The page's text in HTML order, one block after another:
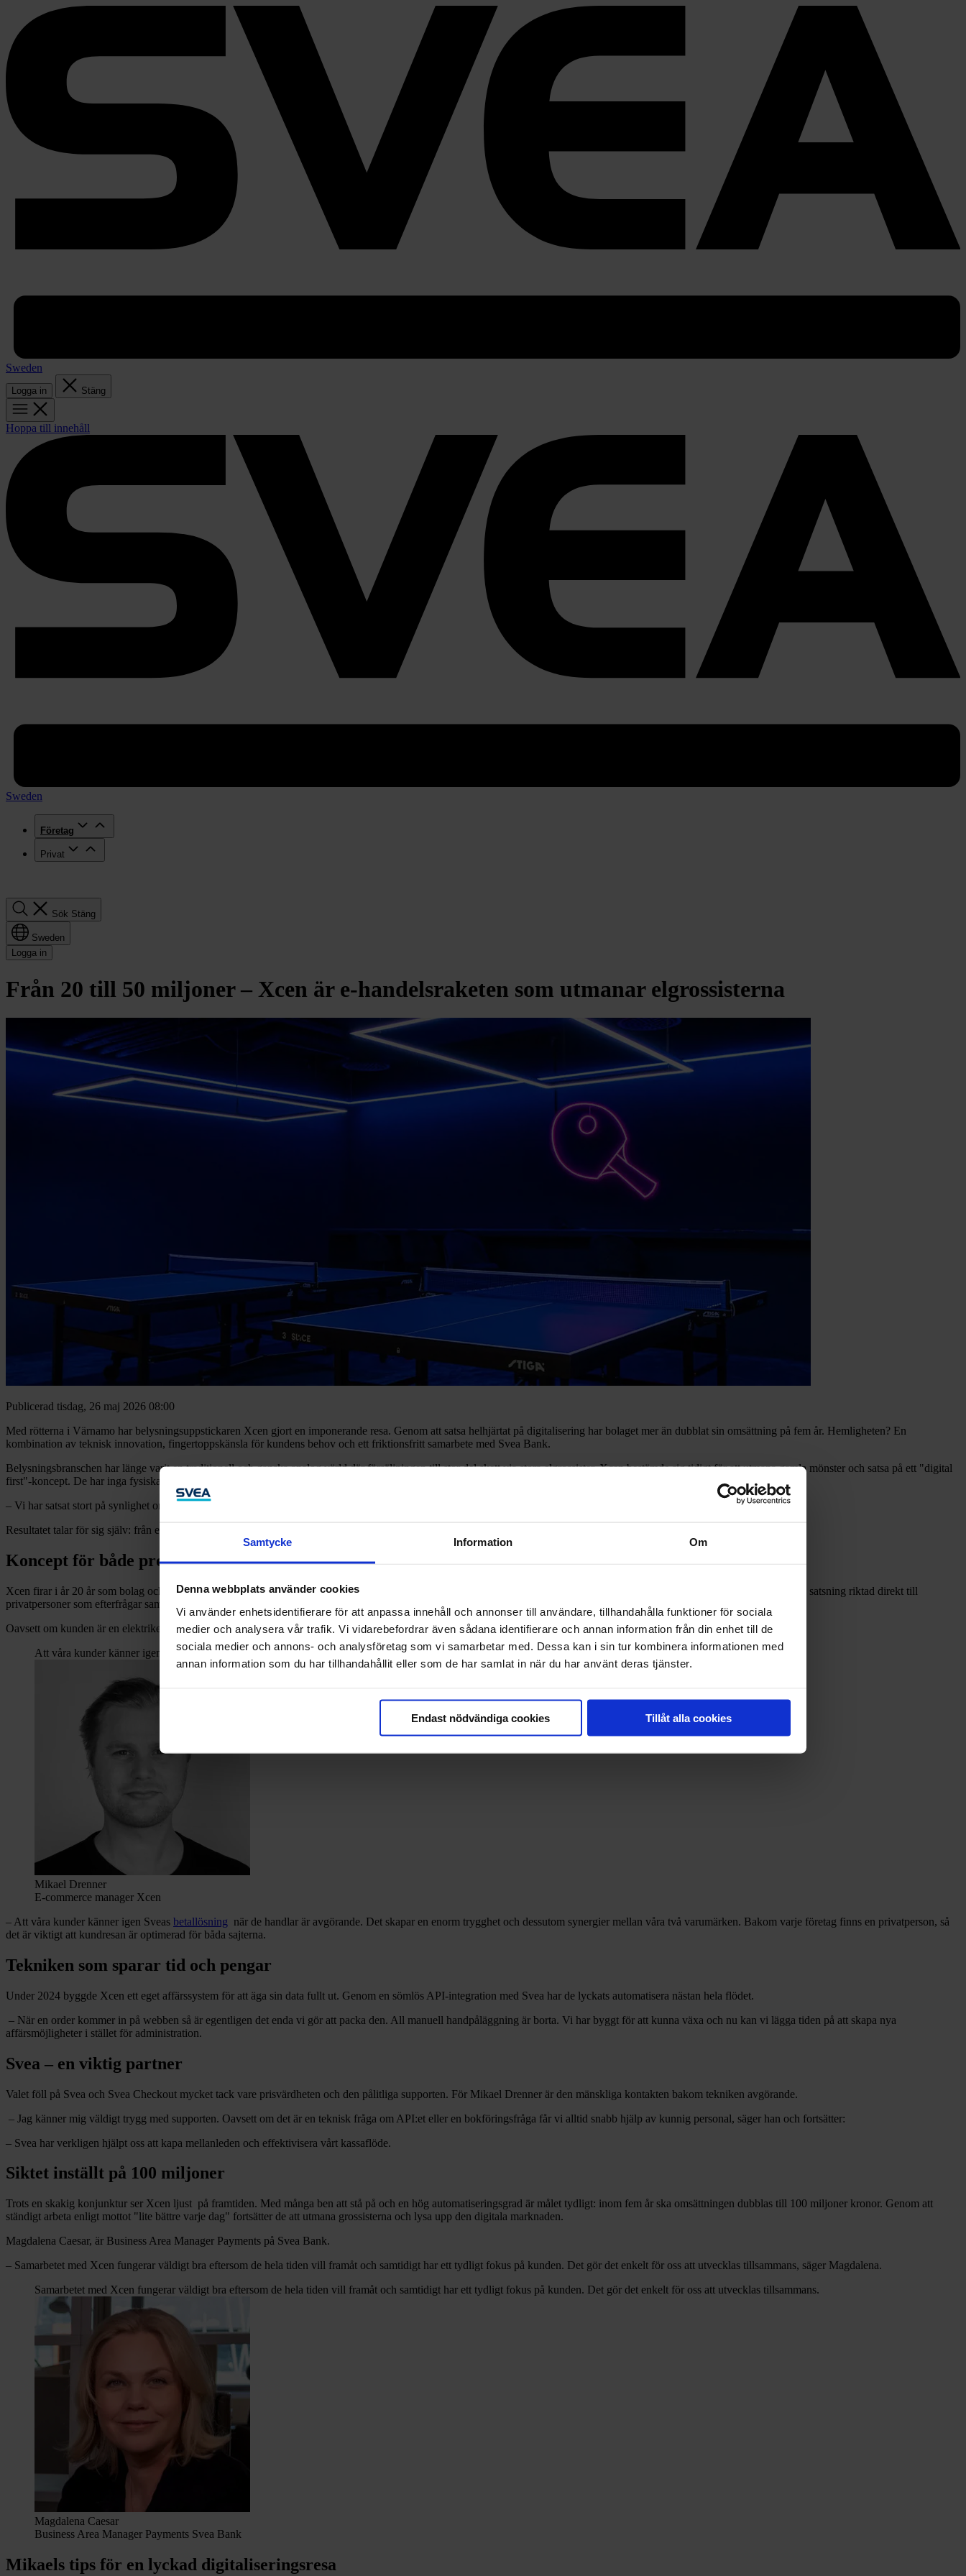
Samtycke Information Om
Denna webbplats använder cookies
Vi använder enhetsidentifierare för att anpassa innehåll och annonser till användare, tillhandahålla funktioner för sociala
medier och analysera vår trafik. Vi vidarebefordrar även sådana identifierare och annan information från din enhet till de
sociala medier och annons- och analysföretag som vi samarbetar med. Dessa kan i sin tur kombinera informationen med
annan information som du har tillhandahållit eller som de har samlat in när du har använt deras tjänster.
Endast nödvändiga cookies Tillåt alla cookies
Sweden
Logga in Stäng
Hoppa till innehåll
Sweden
Företag
Privat
Sök Stäng
Sweden
Logga in
Från 20 till 50 miljoner – Xcen är e-handelsraketen som utmanar elgrossisterna
Publicerad tisdag, 26 maj 2026 08:00
Med rötterna i Värnamo har belysningsuppstickaren Xcen gjort en imponerande resa. Genom att satsa helhjärtat på digitalisering har bolaget mer än dubblat sin omsättning på fem år. Hemligheten? En
kombination av teknisk innovation, fingertoppskänsla för kundens behov och ett friktionsfritt samarbete med Svea Bank.
Belysningsbranschen har länge varit en traditionell och ganska analog värld där försäljningen till stor del skett via stora elgrossister. Xcen bestämde sig tidigt för att utmana gamla mönster och satsa på ett "digital
first"-koncept. De har inga fysiska butiker, utan driver hela sin verksamhet online med stöd av en vass sälj- och supportorganisation.
– Vi har satsat stort på synlighet online och tagit all marknadsföring inhouse för att vara så snabbfotade som möjligt, berättar Mikael Drenner, E-commerce manager på Xcen.
Resultatet talar för sig själv: från en omsättning på 20 miljoner till 50 miljoner kronor på bara fem år.
Koncept för både proffs och privatpersoner
Xcen firar i år 20 år som bolag och har historiskt fokuserat på professionell belysning till butiker och offentliga miljöer. Men för fyra år sedan lanserade de även Ljuskoncept – en satsning riktad direkt till
privatpersoner som efterfrågar samma höga kvalitet som sina företagskunder.
Oavsett om kunden är en elektriker eller inredningsdesigner som handlar på Xcen eller en hemmafixare på Ljuskoncept, är tryggheten i kassan central.
Att våra kunder känner igen Sveas betallösning när de handlar är avgörande. Det skapar en enorm trygghet och dessutom synergier mellan våra två varumärken.
Mikael Drenner
E-commerce manager Xcen
– Att våra kunder känner igen Sveas betallösning när de handlar är avgörande. Det skapar en enorm trygghet och dessutom synergier mellan våra två varumärken. Bakom varje företag finns en privatperson, så
det är viktigt att kundresan är optimerad för båda sajterna.
Tekniken som sparar tid och pengar
Under 2024 byggde Xcen ett eget affärssystem för att äga sin data fullt ut. Genom en sömlös API-integration med Svea har de lyckats automatisera nästan hela flödet.
– När en order kommer in på webben så är egentligen det enda vi gör att packa den. All manuell handpåläggning är borta. Vi har byggt för att kunna växa och nu kan vi lägga tiden på att skapa nya
affärsmöjligheter i stället för administration.
Svea – en viktig partner
Valet föll på Svea och Svea Checkout mycket tack vare prisvärdheten och den pålitliga supporten. För Mikael Drenner är den mänskliga kontakten bakom tekniken avgörande.
– Jag känner mig väldigt trygg med supporten. Oavsett om det är en teknisk fråga om API:et eller en bokföringsfråga får vi alltid snabb hjälp av kunnig personal, säger han och fortsätter:
– Svea har verkligen hjälpt oss att kapa mellanleden och effektivisera vårt kassaflöde.
Siktet inställt på 100 miljoner
Trots en skakig konjunktur ser Xcen ljust på framtiden. Med många ben att stå på och en hög automatiseringsgrad är målet tydligt: inom fem år ska omsättningen dubblas till 100 miljoner kronor. Genom att
ständigt arbeta enligt mottot "lite bättre varje dag" fortsätter de att utmana grossisterna och lysa upp den digitala marknaden.
Magdalena Caesar, är Business Area Manager Payments på Svea Bank.
– Samarbetet med Xcen fungerar väldigt bra eftersom de hela tiden vill framåt och samtidigt har ett tydligt fokus på kunden. Det gör det enkelt för oss att utvecklas tillsammans, säger Magdalena.
Samarbetet med Xcen fungerar väldigt bra eftersom de hela tiden vill framåt och samtidigt har ett tydligt fokus på kunden. Det gör det enkelt för oss att utvecklas tillsammans.
Magdalena Caesar
Business Area Manager Payments Svea Bank
Mikaels tips för en lyckad digitaliseringsresa